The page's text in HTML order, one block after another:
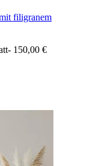
filigranem
- 150,00 €